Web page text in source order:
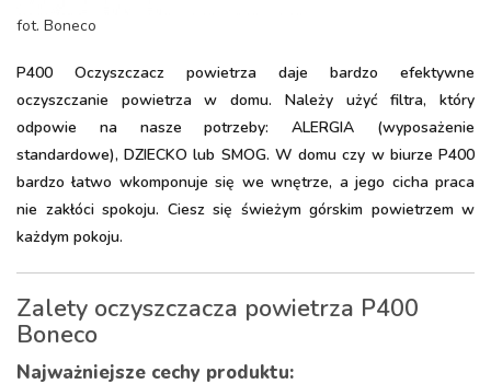
fot. Boneco
P400 Oczyszczacz powietrza daje bardzo efektywne
oczyszczanie powietrza w domu. Należy użyć filtra, który
odpowie na nasze potrzeby: ALERGIA (wyposażenie
standardowe), DZIECKO lub SMOG. W domu czy w biurze P400
bardzo łatwo wkomponuje się we wnętrze, a jego cicha praca
nie zakłóci spokoju. Ciesz się świeżym górskim powietrzem w
każdym pokoju.
Zalety oczyszczacza powietrza P400
Boneco
Najważniejsze cechy produktu: